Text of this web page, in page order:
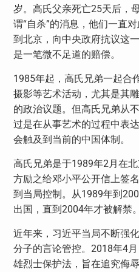
岁。高氏父亲死亡25天后，
谓“自杀”的消息，他们一直
到北京，向中央政府抗议这
是一笔微不足道的赔偿。
1985年起，高氏兄弟一起合
摄影等艺术活动，尤其是其
的政治议题。但高氏兄弟从
过是在从事艺术的过程中表
会触及到当前的中国体制。
高氏兄弟是于1989年2 月在
方励之给邓小平公开信上签
到当局控制。从1989年到
出国，直到2004年才被解禁。
近年来，习近平当局不断强
分子的言论管控。 2018年4
雄烈士保护法，旨在追究侮